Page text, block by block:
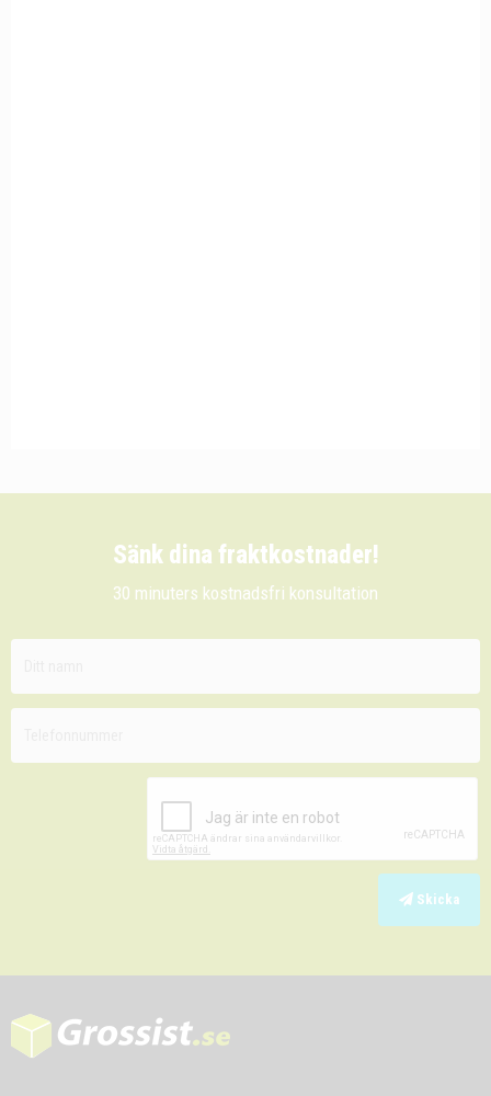
Sänk dina fraktkostnader!
30 minuters kostnadsfri konsultation
Skicka